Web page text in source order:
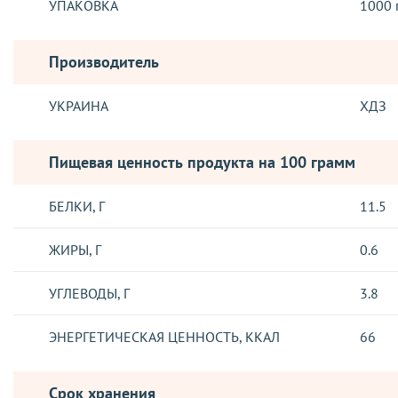
УПАКОВКА 1000
Производитель
УКРАИНА ХДЗ
Пищевая ценность продукта на 100 грамм
БЕЛКИ, Г 11.5
ЖИРЫ, Г 0.6
УГЛЕВОДЫ, Г 3.8
ЭНЕРГЕТИЧЕСКАЯ ЦЕННОСТЬ, ККАЛ 66
Срок хранения